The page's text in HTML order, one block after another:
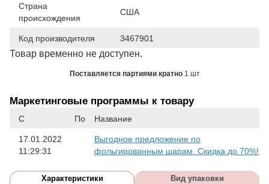
Страна
происхождения
США
Код производителя 3467901
Товар временно не доступен.
Поставляется партиями кратно 1 шт
Маркетинговые программы к товару
С По Название
17.01.2022
11:29:31
Выгодное предложение по
фольгированным шарам. Скидка до 70%!
Характеристики Вид упаковки